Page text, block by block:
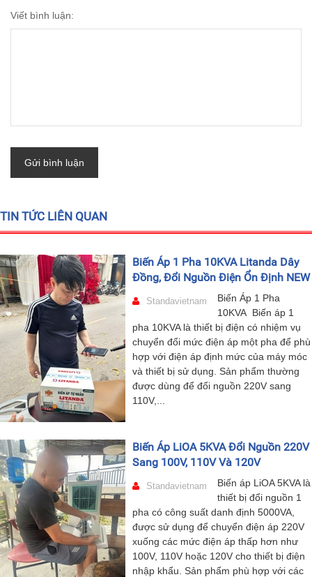
Viết bình luận:
Gửi bình luận
TIN TỨC LIÊN QUAN
Biến Áp 1 Pha 10KVA Litanda Dây
Đồng, Đổi Nguồn Điện Ổn Định NEW
Standavietnam
Biến Áp 1 Pha
10KVA Biến áp 1
pha 10KVA là thiết bị điện có nhiệm vụ
chuyển đổi mức điện áp một pha để phù
hợp với điện áp định mức của máy móc
và thiết bị sử dụng. Sản phẩm thường
được dùng để đổi nguồn 220V sang
110V,...
Biến Áp LiOA 5KVA Đổi Nguồn 220V
Sang 100V, 110V Và 120V
Standavietnam
Biến áp LiOA 5KVA là
thiết bị đổi nguồn 1
pha có công suất danh định 5000VA,
được sử dụng để chuyển điện áp 220V
xuống các mức điện áp thấp hơn như
100V, 110V hoặc 120V cho thiết bị điện
nhập khẩu. Sản phẩm phù hợp với các